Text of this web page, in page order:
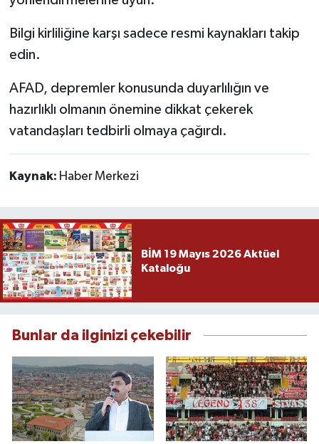
Bilgi kirliliğine karşı sadece resmi kaynakları takip
edin.
AFAD, depremler konusunda duyarlılığın ve
hazırlıklı olmanın önemine dikkat çekerek
vatandaşları tedbirli olmaya çağırdı.
Kaynak: Haber Merkezi
BİM 19 Mayıs 2026 Aktüel
Kataloğu
Bunlar da ilginizi çekebilir